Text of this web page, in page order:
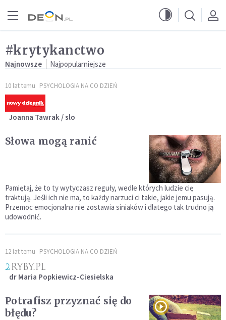
#krytykanctwo
Najnowsze Najpopularniejsze
10 lat temu PSYCHOLOGIA NA CO DZIEŃ
Joanna Tawrak / slo
Słowa mogą ranić
Pamiętaj, że to ty wytyczasz reguły, wedle których ludzie cię
traktują. Jeśli ich nie ma, to każdy narzuci ci takie, jakie jemu pasują.
Przemoc emocjonalna nie zostawia siniaków i dlatego tak trudno ją
udowodnić.
12 lat temu PSYCHOLOGIA NA CO DZIEŃ
dr Maria Popkiewicz-Ciesielska
Potrafisz przyznać się do
błędu?